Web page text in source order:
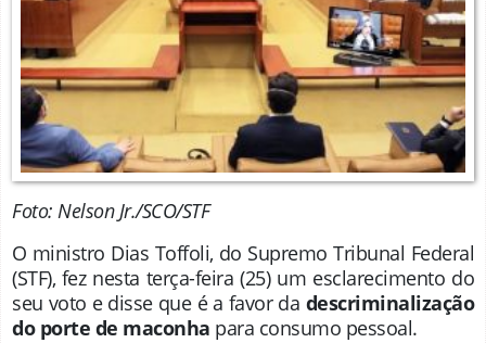
Foto: Nelson Jr./SCO/STF
O ministro Dias Toffoli, do Supremo Tribunal Federal
(STF), fez nesta terça-feira (25) um esclarecimento do
seu voto e disse que é a favor da descriminalização
do porte de maconha para consumo pessoal.